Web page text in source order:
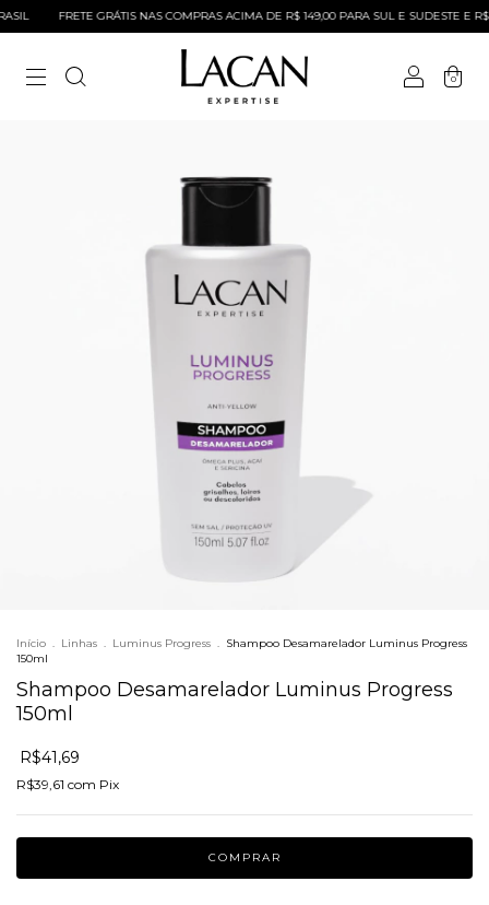
FRETE GRÁTIS NAS COMPRAS ACIMA DE R$ 149,00 PARA SUL E SUDESTE E R$
0
Início . Linhas . Luminus Progress . Shampoo Desamarelador Luminus Progress
150ml
Shampoo Desamarelador Luminus Progress
150ml
R$41,69
R$39,61 com Pix